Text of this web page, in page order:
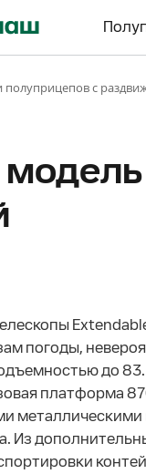
полуприцепов с
погоды,
до
платформа
металлическими
Из